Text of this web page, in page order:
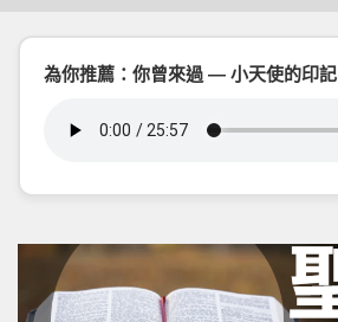
為你推薦：你曾來過 — 小天使的印記